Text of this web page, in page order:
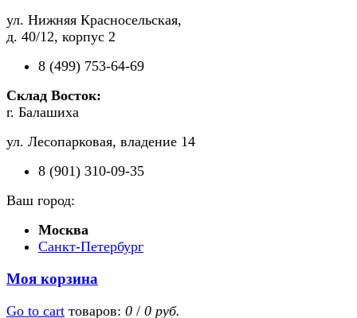
ул. Нижняя Красносельская,
д. 40/12, корпус 2
8 (499) 753-64-69
Склад Восток:
г. Балашиха
ул. Лесопарковая, владение 14
8 (901) 310-09-35
Ваш город:
Москва
Санкт-Петербург
Моя корзина
Go to cart товаров: 0 / 0 руб.